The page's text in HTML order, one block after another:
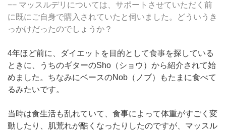
−− マッスルデリについては、サポートさせていただく前
に既にご自身で購入されていたと伺いました。どういうき
っかけだったのでしょうか？
4年ほど前に、ダイエットを目的として食事を探している
ときに、うちのギターのSho（ショウ） から紹介されて始
めました。ちなみにベースのNob（ノブ）もたまに食べて
るみたいです。
当時は食生活も乱れていて、食事によって体重がすごく変
動したり、肌荒れが酷くなったりしたのですが、マッスル